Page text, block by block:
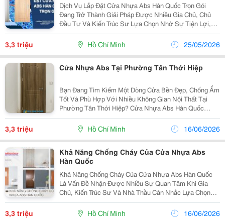
Dịch Vụ Lắp Đặt Cửa Nhựa Abs Hàn Quốc Trọn Gói
Đang Trở Thành Giải Pháp Được Nhiều Gia Chủ, Chủ
Đầu Tư Và Kiến Trúc Sư Lựa Chọn Nhờ Sự Tiện Lợi,
Chuyên Nghiệp Và Đảm Bảo Chất Lượng. Trong Bối
Cảnh Thị Trường Cửa Nhựa Abs Hàn Quốc Ngày Càng
Đa Dạng Về...
3,3 triệu Hồ Chí Minh 25/05/2026
Cửa Nhựa Abs Tại Phường Tân Thới Hiệp
Bạn Đang Tìm Kiếm Một Dòng Cửa Bền Đẹp, Chống Ẩm
Tốt Và Phù Hợp Với Nhiều Không Gian Nội Thất Tại
Phường Tân Thới Hiệp? Cửa Nhựa Abs Hàn Quốc
Chính Là Lựa Chọn Được Nhiều Gia Đình, Căn Hộ, Văn
Phòng Và Công Trình Hiện Đại Tin Dùng. Với Thiết Kế
Sang...
3,3 triệu Hồ Chí Minh 16/06/2026
Khả Năng Chống Cháy Của Cửa Nhựa Abs
Hàn Quốc
Khả Năng Chống Cháy Của Cửa Nhựa Abs Hàn Quốc
Là Vấn Đề Nhận Được Nhiều Sự Quan Tâm Khi Gia
Chủ, Kiến Trúc Sư Và Nhà Thầu Cân Nhắc Lựa Chọn
Vật Liệu Cửa Cho Các Công Trình Nhà Ở, Chung Cư
Hay Văn Phòng. Trong Bối Cảnh Vật Liệu Truyền Thống
3,3 triệu Hồ Chí Minh 16/06/2026